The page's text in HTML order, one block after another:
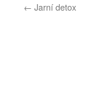
← Jarní detox